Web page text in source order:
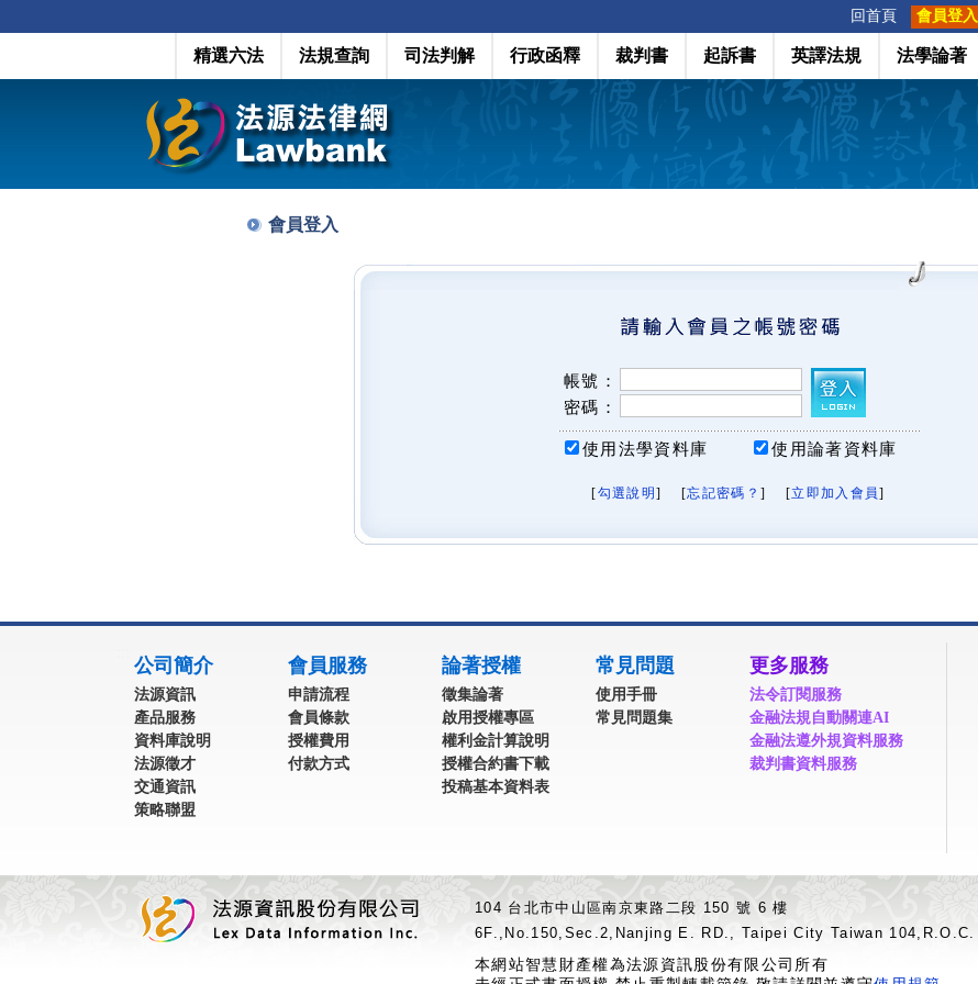
回首頁 會員登入
精選六法 法規查詢 司法判解 行政函釋 裁判書 起訴書 英譯法規 法學論著
會員登入
帳號：
密碼：
使用法學資料庫 使用論著資料庫
[勾選說明 ] [忘記密碼？ ] [立即加入會員]
公司簡介
法源資訊
產品服務
資料庫說明
法源徵才
交通資訊
策略聯盟
會員服務
申請流程
會員條款
授權費用
付款方式
論著授權
徵集論著
啟用授權專區
權利金計算說明
授權合約書下載
投稿基本資料表
常見問題
使用手冊
常見問題集
更多服務
法令訂閱服務
金融法規自動關連AI
金融法遵外規資料服務
裁判書資料服務
104 台北市中山區南京東路二段 150 號 6 樓
6F.,No.150,Sec.2,Nanjing E. RD., Taipei City Taiwan 104,R.O.C.
本網站智慧財產權為法源資訊股份有限公司所有